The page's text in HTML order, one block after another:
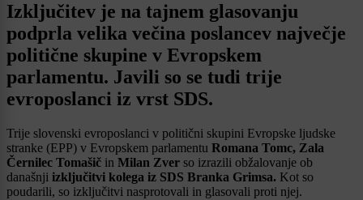
Izključitev je na tajnem glasovanju
podprla velika večina poslancev največje
politične skupine v Evropskem
parlamentu. Javili so se tudi trije
evroposlanci iz vrst SDS.
Trije slovenski evroposlanci v politični skupini Evropske ljudske
stranke (EPP) v Evropskem parlamentu Romana Tomc, Zala
Černilec Tomašič in Milan Zver so izrazili obžalovanje ob
današnji izključitvi kolega iz SDS Branka Grimsa. Kot so
poudarili, so izključitvi nasprotovali in glasovali proti njej.